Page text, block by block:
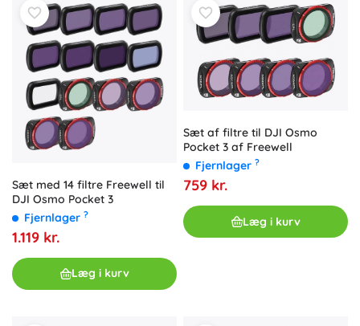
Sæt med 14 filtre Freewell til
DJI Osmo Pocket 3
Fjernlager ?
1.119 kr.
Læg i kurv
Sæt af filtre til DJI Osmo
Pocket 3 af Freewell
Fjernlager ?
759 kr.
Læg i kurv